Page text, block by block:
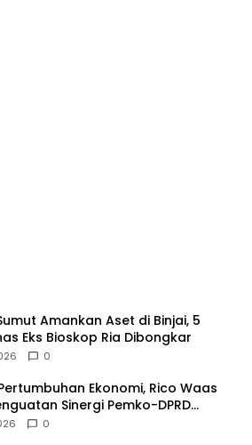
Amankan Aset di Binjai, 5
Eks Bioskop Ria Dibongkar
0
Ekonomi, Rico Waas
Sinergi Pemko-DPRD
0